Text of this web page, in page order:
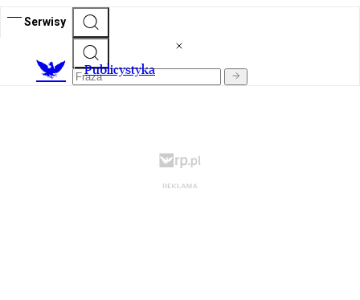
Serwisy
Publicystyka